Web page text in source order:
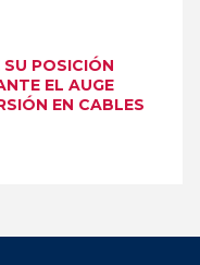
POSICIÓN
EL AUGE
EN CABLES